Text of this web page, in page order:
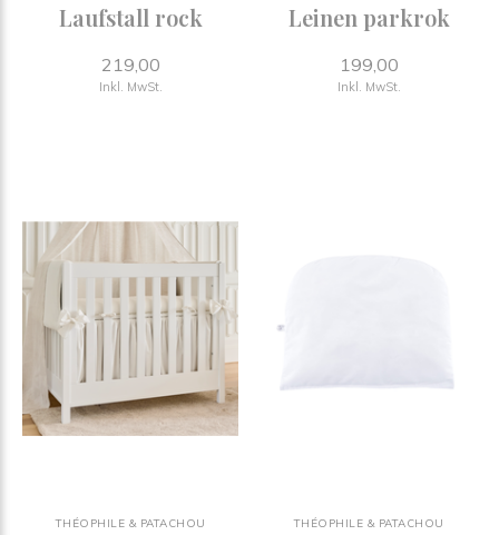
Laufstall rock
219,00
Inkl. MwSt.
Leinen parkrok
199,00
Inkl. MwSt.
THÉOPHILE & PATACHOU THÉOPHILE & PATACHOU